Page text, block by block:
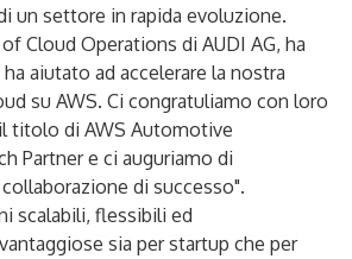
un settore in rapida evoluzione.
Cloud Operations di AUDI AG, ha
aiutato ad accelerare la nostra
su AWS. Ci congratuliamo con loro
titolo di AWS Automotive
Partner e ci auguriamo di
di successo".
scalabili, flessibili ed
sia per startup che per